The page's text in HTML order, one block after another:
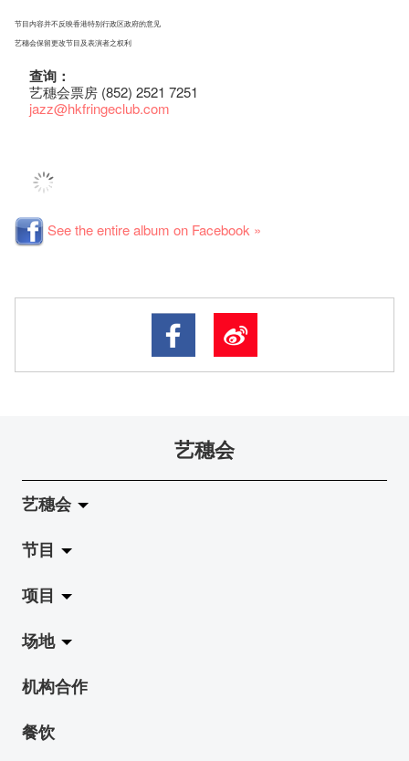
节目内容并不反映香港特别行政区政府的意见
艺穗会保留更改节目及表演者之权利
查询：
艺穗会票房 (852) 2521 7251
jazz@hkfringeclub.com
See the entire album on Facebook »
艺穗会
艺穗会
关于艺穗会
艺穗会的演化
使命与宗旨
艺穗会架构
档案库
节目
拉阔
展览
演出
活动
项目
Jazz-Go-Central, Jazz-Go-Fringe
LPL
2015-16 艺术场地资助计划
场地
陈丽玲划廊
奶库
机构合作
餐饮